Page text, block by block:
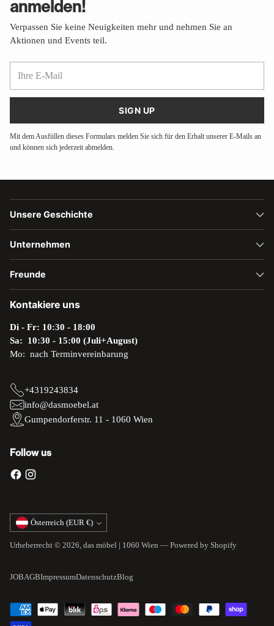
anmelden!
Verpassen Sie keine Neuigkeiten mehr und nehmen Sie an
Aktionen und Events teil.
SIGN UP
Mit dem Ausfüllen dieses Formulars melden Sie sich für den Erhalt unserer E-Mails an
und können sich jederzeit abmelden.
Unsere Geschichte
Unternehmen
Freunde
Kontakiere uns
Di - Fr: 10:30 - 18:00
Sa: 10:30 - 15:00 (Juli+August)
Mo: nach Terminvereinbarung
+4319243834
info@dasmoebel.at
Gumpendorferstr. 11 - 1060 Wien
Follow us
Währung Österreich (EUR €)
Urheberrecht © 2026, das möbel | 1060 Wien — Powered by Shopify
JOBAGBImpressumDatenschutzBlog